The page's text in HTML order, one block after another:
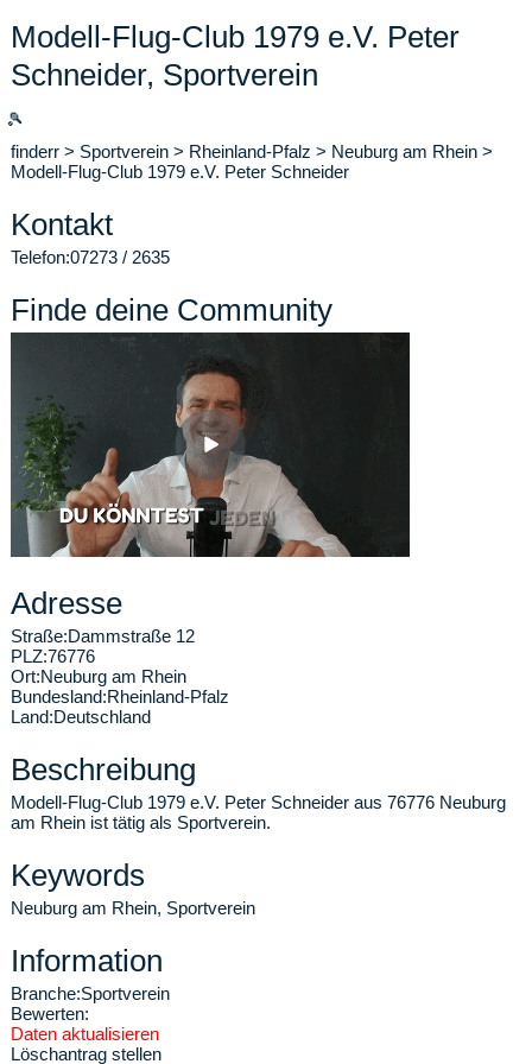
Modell-Flug-Club 1979 e.V. Peter
Schneider, Sportverein
🎾
finderr > Sportverein > Rheinland-Pfalz > Neuburg am Rhein >
Modell-Flug-Club 1979 e.V. Peter Schneider
Kontakt
Telefon:07273 / 2635
Finde deine Community
Adresse
Straße:Dammstraße 12
PLZ:76776
Ort:Neuburg am Rhein
Bundesland:Rheinland-Pfalz
Land:Deutschland
Beschreibung
Modell-Flug-Club 1979 e.V. Peter Schneider aus 76776 Neuburg
am Rhein ist tätig als Sportverein.
Keywords
Neuburg am Rhein, Sportverein
Information
Branche:Sportverein
Bewerten:
Daten aktualisieren
Löschantrag stellen